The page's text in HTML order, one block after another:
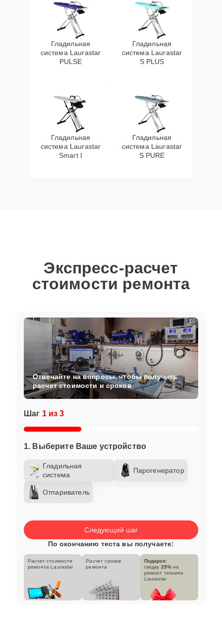
Гладильная
система Laurastar
PULSE
Гладильная
система Laurastar
S PLUS
Гладильная
система Laurastar
Smart I
Гладильная
система Laurastar
S PURE
Экспресс-расчет
стоимости ремонта
Шаг 1 из 3
1. Выберите Ваше устройство
Гладильная
система
Парогенератор
Отпариватель
Отвечайте на вопросы, чтобы получить
расчет стоимости и сроков
Следующий шаг
По окончанию теста вы получаете:
Расчет стоимости
ремонта Laurastar
Расчет сроков
ремонта
Подарок:
скидку 25% на
ремонт техники
Laurastar